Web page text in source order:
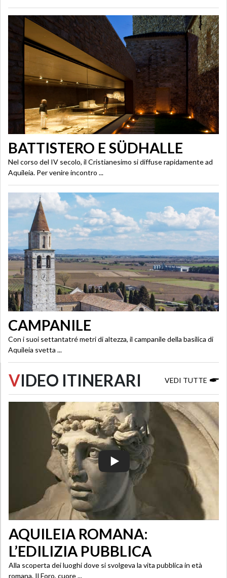
BATTISTERO E SÜDHALLE
Nel corso del IV secolo, il Cristianesimo si diffuse rapidamente ad
Aquileia. Per venire incontro ...
CAMPANILE
Con i suoi settantatré metri di altezza, il campanile della basilica di
Aquileia svetta ...
VIDEO ITINERARI VEDI TUTTE
AQUILEIA ROMANA:
L’EDILIZIA PUBBLICA
Alla scoperta dei luoghi dove si svolgeva la vita pubblica in età
romana. Il Foro, cuore ...